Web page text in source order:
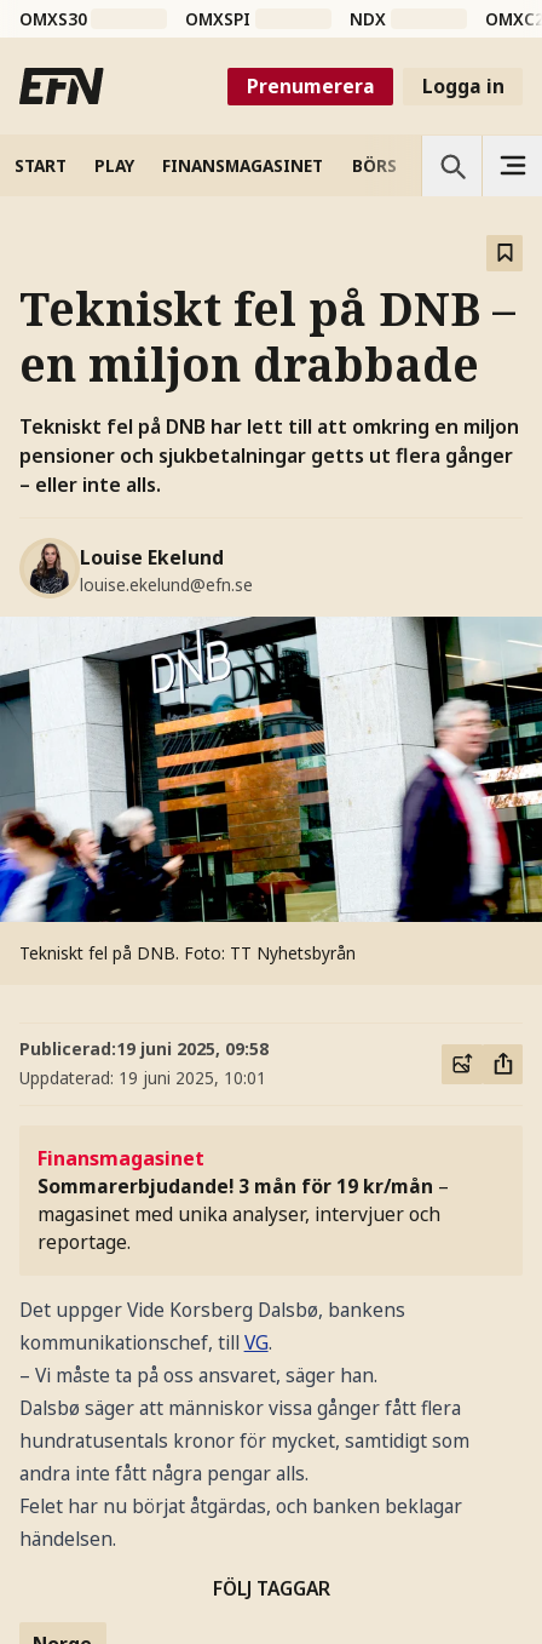
OMXS30 OMXSPI NDX
Prenumerera Logga in
START PLAY FINANSMAGASINET BÖRS VETENSKAP
Tekniskt fel på DNB –
en miljon drabbade
Tekniskt fel på DNB har lett till att omkring en miljon
pensioner och sjukbetalningar getts ut flera gånger
– eller inte alls.
Louise Ekelund
louise.ekelund@efn.se
Tekniskt fel på DNB. Foto: TT Nyhetsbyrån
Publicerad:19 juni 2025, 09:58
Uppdaterad: 19 juni 2025, 10:01
Finansmagasinet
Sommarerbjudande! 3 mån för 19 kr/mån –
magasinet med unika analyser, intervjuer och
reportage.
Det uppger Vide Korsberg Dalsbø, bankens
kommunikationschef, till VG.
– Vi måste ta på oss ansvaret, säger han.
Dalsbø säger att människor vissa gånger fått flera
hundratusentals kronor för mycket, samtidigt som
andra inte fått några pengar alls.
Felet har nu börjat åtgärdas, och banken beklagar
händelsen.
FÖLJ TAGGAR